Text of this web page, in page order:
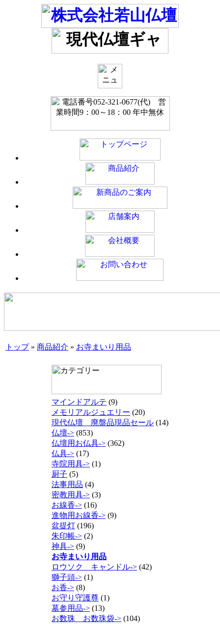
トップ» 商品紹介 » お寺まいり用品
マインドアルテ (9)
メモリアルジュエリー (20)
現代仏壇 廃盤品現品セール (14)
仏壇-> (853)
仏壇用お仏具-> (362)
仏具-> (17)
寺院用具-> (1)
厨子 (5)
法事用品 (4)
密教用具-> (3)
お線香-> (16)
進物用お線香-> (9)
盆提灯 (196)
朱印帳-> (2)
神具-> (9)
お寺まいり用品
ロウソク キャンドル-> (42)
獅子頭-> (1)
お香-> (8)
お守り守護尊 (1)
墓参用品-> (13)
お数珠 お数珠袋-> (104)